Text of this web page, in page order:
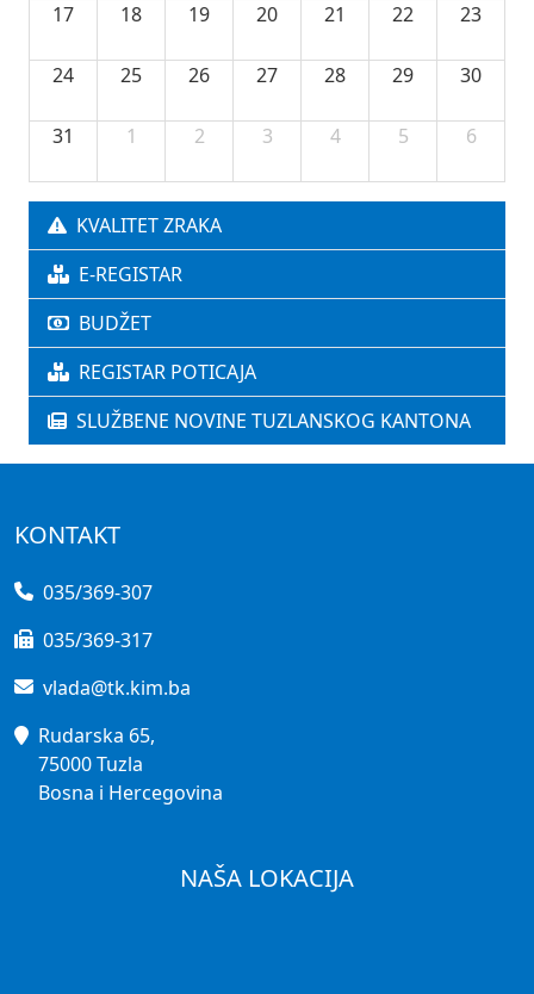
17 18 19 20 21 22 23
24 25 26 27 28 29 30
31 1 2 3 4 5 6
KVALITET ZRAKA
E-REGISTAR
BUDŽET
REGISTAR POTICAJA
SLUŽBENE NOVINE TUZLANSKOG KANTONA
KONTAKT
035/369-307
035/369-317
vlada@tk.kim.ba
Rudarska 65,
75000 Tuzla
Bosna i Hercegovina
NAŠA LOKACIJA